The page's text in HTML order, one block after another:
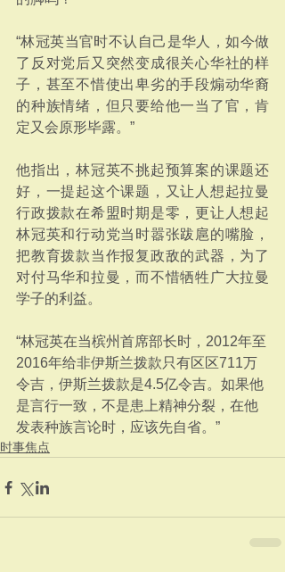
“林冠英当官时不认自己是华人，如今做
了反对党后又突然变成很关心华社的样
子，甚至不惜使出卑劣的手段煽动华裔
的种族情绪，但只要给他一当了官，肯
定又会原形毕露。”
他指出，林冠英不挑起预算案的课题还
好，一提起这个课题，又让人想起拉曼
行政拨款在希盟时期是零，更让人想起
林冠英和行动党当时嚣张跋扈的嘴脸，
把教育拨款当作报复政敌的武器，为了
对付马华和拉曼，而不惜牺牲广大拉曼
学子的利益。
“林冠英在当槟州首席部长时，2012年至
2016年给非伊斯兰拨款只有区区711万
令吉，伊斯兰拨款是4.5亿令吉。如果他
是言行一致，不是患上精神分裂，在他
发表种族言论时，应该先自省。”
时事焦点